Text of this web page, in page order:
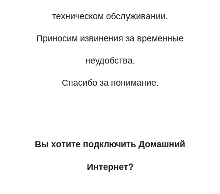
техническом обслуживании.
Приносим извинения за временные
неудобства.
Спасибо за понимание.
Вы хотите подключить Домашний
Интернет?